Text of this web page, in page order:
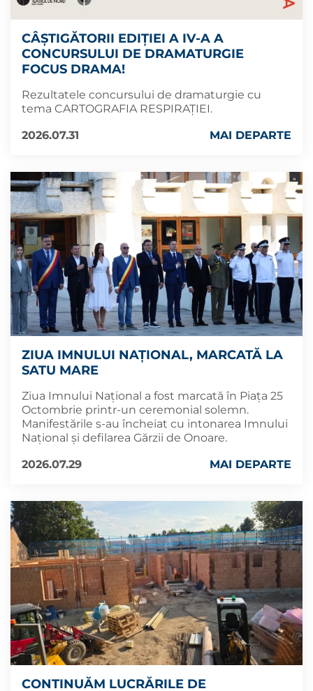
CÂȘTIGĂTORII EDIȚIEI A IV-A A
CONCURSULUI DE DRAMATURGIE
FOCUS DRAMA!
Rezultatele concursului de dramaturgie cu
tema CARTOGRAFIA RESPIRAȚIEI.
2026.07.31
MAI DEPARTE
ZIUA IMNULUI NAŢIONAL, MARCATĂ LA
SATU MARE
Ziua Imnului Naţional a fost marcată în Piața 25
Octombrie printr-un ceremonial solemn.
Manifestările s-au încheiat cu intonarea Imnului
Național și defilarea Gărzii de Onoare.
2026.07.29
MAI DEPARTE
CONTINUĂM LUCRĂRILE DE